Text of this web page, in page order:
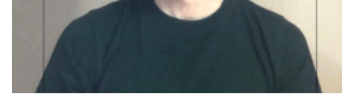
                            "BoundingBox": {
"Width":
"Height":
"Left":
"Top":
                            },